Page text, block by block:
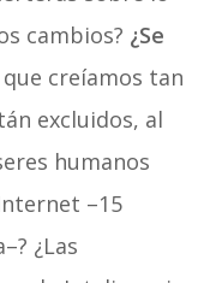
cambios? ¿Se
que creíamos tan
excluidos, al
humanos
–15
¿Las